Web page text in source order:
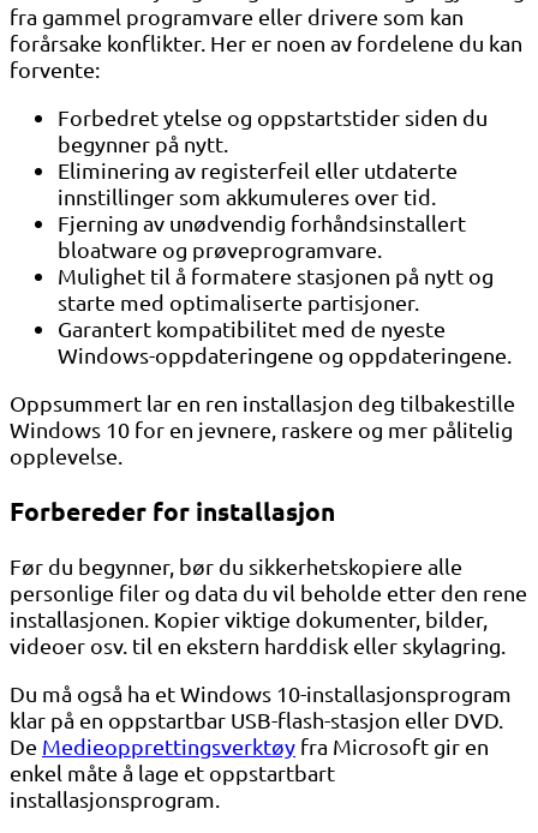
fra gammel programvare eller drivere som kan
forårsake konflikter. Her er noen av fordelene du kan
forvente:
Forbedret ytelse og oppstartstider siden du
begynner på nytt.
Eliminering av registerfeil eller utdaterte
innstillinger som akkumuleres over tid.
Fjerning av unødvendig forhåndsinstallert
bloatware og prøveprogramvare.
Mulighet til å formatere stasjonen på nytt og
starte med optimaliserte partisjoner.
Garantert kompatibilitet med de nyeste
Windows-oppdateringene og oppdateringene.
Oppsummert lar en ren installasjon deg tilbakestille
Windows 10 for en jevnere, raskere og mer pålitelig
opplevelse.
Forbereder for installasjon
Før du begynner, bør du sikkerhetskopiere alle
personlige filer og data du vil beholde etter den rene
installasjonen. Kopier viktige dokumenter, bilder,
videoer osv. til en ekstern harddisk eller skylagring.
Du må også ha et Windows 10-installasjonsprogram
klar på en oppstartbar USB-flash-stasjon eller DVD.
De Medieopprettingsverktøy fra Microsoft gir en
enkel måte å lage et oppstartbart
installasjonsprogram.